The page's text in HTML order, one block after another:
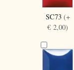
SC73 (+
€ 2,00)